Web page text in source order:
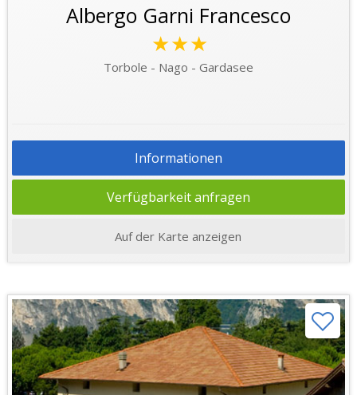
Albergo Garni Francesco
★★★
Torbole - Nago - Gardasee
Informationen
Verfügbarkeit anfragen
Auf der Karte anzeigen